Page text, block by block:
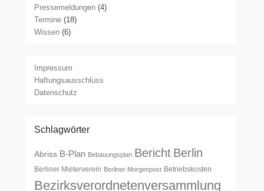
Pressemeldungen (4)
Termine (18)
Wissen (6)
Impressum
Haftungsausschluss
Datenschutz
Schlagwörter
Abriss B-Plan Bebauungsplan Bericht Berlin
Berliner Mieterverein Berliner Morgenpost Betriebskosten
Bezirksverordnetenversammlung